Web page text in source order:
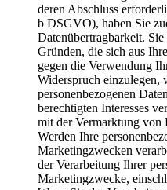
deren Abschluss
b DSGVO), haben Sie
Datenübertragbarkeit.
Gründen, die sich aus
gegen die Verwendung
Widerspruch einzulegen,
personenbezogenen
berechtigten Interesses
mit der Vermarktung von
Werden Ihre
Marketingzwecken
der Verarbeitung Ihrer
Marketingzwecke,